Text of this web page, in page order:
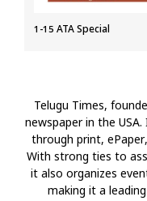
1-15 ATA Special
Telugu Times,
newspaper in the
through print,
With strong ties to
it also organizes
making it a